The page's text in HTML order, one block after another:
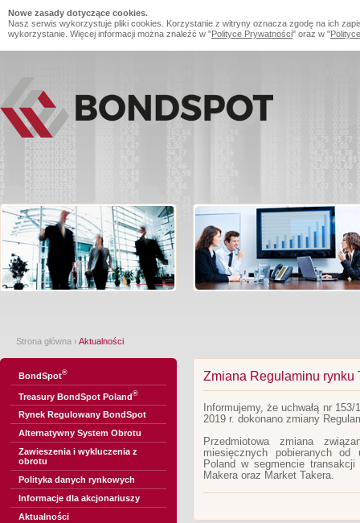
Nowe zasady dotyczące cookies.
Nasz serwis wykorzystuje pliki cookies. Korzystanie z witryny oznacza zgodę na ich
wykorzystanie. Więcej informacji można znaleźć w "Polityce Prywatności" oraz w "
Strona główna › Aktualności
BondSpot®
Treasury BondSpot Poland®
Rynek Regulowany BondSpot
Alternatywny System Obrotu
Zawieszenia i wykluczenia z
obrotu
Polityka danych rynkowych
Informacje dla akcjonariuszy
Aktualności
Zmiana Regulaminu rynku
Informujemy, że uchwałą nr
2019 r. dokonano zmiany
Przedmiotowa zmiana
miesięcznych pobieranych od
Poland w segmencie
Makera oraz Market Takera.